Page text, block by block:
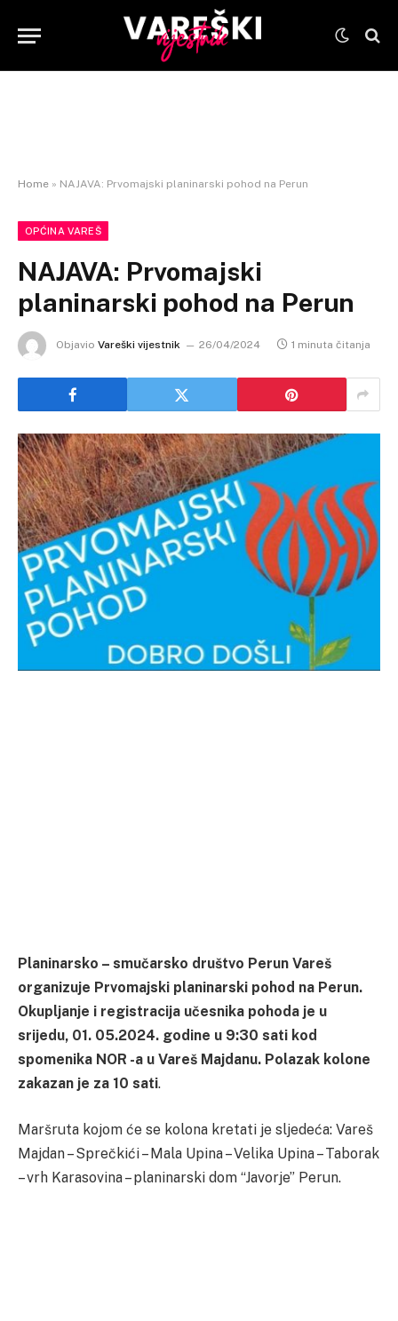
Home » NAJAVA: Prvomajski planinarski pohod na Perun
OPĆINA VAREŠ
NAJAVA: Prvomajski
planinarski pohod na Perun
Objavio Vareški vijestnik 26/04/2024 1 minuta čitanja
Planinarsko – smučarsko društvo Perun Vareš
organizuje Prvomajski planinarski pohod na Perun.
Okupljanje i registracija učesnika pohoda je u
srijedu, 01. 05.2024. godine u 9:30 sati kod
spomenika NOR -a u Vareš Majdanu. Polazak kolone
zakazan je za 10 sati.
Maršruta kojom će se kolona kretati je sljedeća: Vareš
Majdan – Sprečkići – Mala Upina – Velika Upina – Taborak
– vrh Karasovina – planinarski dom “Javorje” Perun.